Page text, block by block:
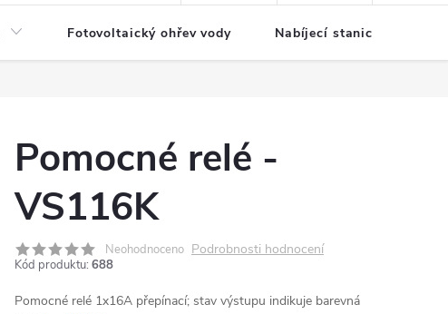
Fotovoltaický ohřev vody Nabíjecí stanice
Pomocné relé -
VS116K
Neohodnoceno Podrobnosti hodnocení
Kód produktu: 688
Pomocné relé 1x16A přepínací; stav výstupu indikuje barevná